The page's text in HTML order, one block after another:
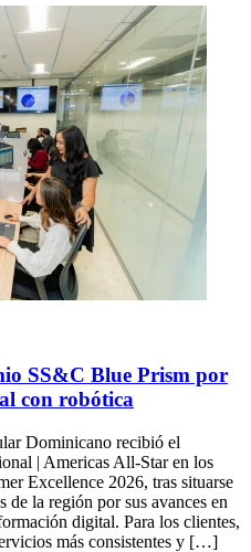
SS&C Blue Prism por
con robótica
Dominicano recibió el
| Americas All-Star en los
Excellence 2026, tras situarse
de la región por sus avances en
digital. Para los clientes,
más consistentes y […]